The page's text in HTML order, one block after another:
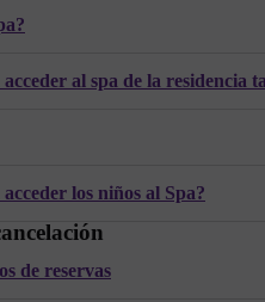
al spa de la residencia
los niños al Spa?
de reservas